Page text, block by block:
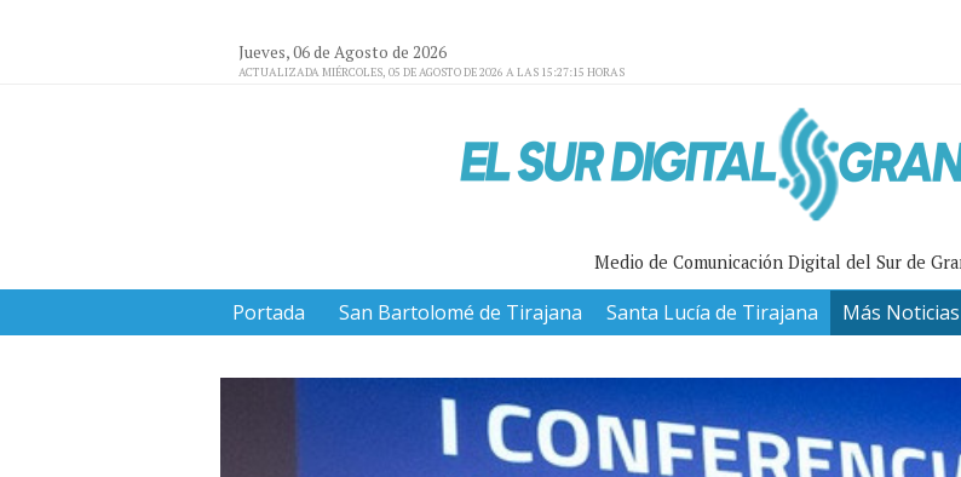
Jueves, 06 de Agosto de 2026
ACTUALIZADA MIÉRCOLES, 05 DE AGOSTO DE 2026 A LAS 15:27:15 HORAS
Medio de Comunicación Digital del Sur de
Portada San Bartolomé de Tirajana Santa Lucía de Tirajana Más Noticias